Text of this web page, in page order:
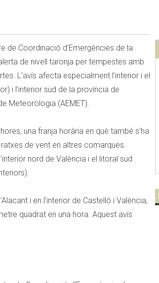
de Coordinació d’Emergències de la
de nivell taronja per tempestes amb
L’avís afecta especialment l’interior i el
i l’interior sud de la província de
Meteorologia (AEMET).
una franja horària en què també s’ha
de vent en altres comarques.
nord de València i el litoral sud
i en l’interior de Castelló i València,
quadrat en una hora. Aquest avís